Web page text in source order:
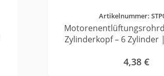
Artikelnummer:
Zylinderkopf – 6 Zylinder
4,38 €